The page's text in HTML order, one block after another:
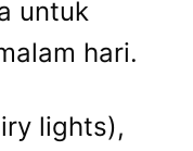
untuk
hari.
lights),